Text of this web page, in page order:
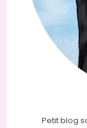
Petit blog